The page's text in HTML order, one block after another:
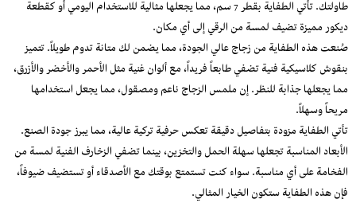
طاولتك. تأتي الطفاية بقطر 7 سم، مما يجعلها مثالية للاستخدام اليومي أو كقطعة
ديكور مميزة تضيف لمسة من الرقي إلى أي مكان.
صُنعت هذه الطفاية من زجاج عالي الجودة، مما يضمن لك متانة تدوم طويلاً. تتميز
بنقوش كلاسيكية فنية تضفي طابعاً فريداً، مع ألوان غنية مثل الأحمر والأخضر والأزرق،
مما يجعلها جذابة للنظر. إن ملمس الزجاج ناعم ومصقول، مما يجعل استخدامها
مريحاً وسهلاً.
تأتي الطفاية مزودة بتفاصيل دقيقة تعكس حرفية تركية عالية، مما يبرز جودة الصنع.
الأبعاد المناسبة تجعلها سهلة الحمل والتخزين، بينما تضفي الزخارف الفنية لمسة من
الفخامة على أي مناسبة. سواء كنت تستمتع بوقتك مع الأصدقاء أو تستضيف ضيوفاً،
فإن هذه الطفاية ستكون الخيار المثالي.